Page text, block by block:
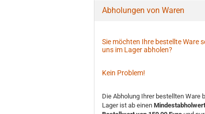
Abholungen von Waren
Sie möchten Ihre bestellte Ware
uns im Lager abholen?
Kein Problem!
Die Abholung Ihrer bestellten Ware
Lager ist ab einen